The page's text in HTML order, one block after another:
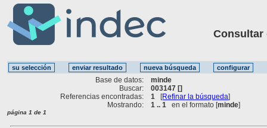
Consultar
Base de datos:
minde
Buscar:
003147 []
Referencias encontradas:
1 [Refinar la búsqueda]
Mostrando:
1 .. 1 en el formato [minde]
página 1 de 1